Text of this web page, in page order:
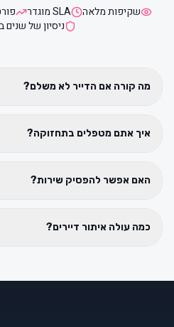
שקיפות מלאה SLA מוגדר
ניסיון של שנים
מה קורה אם הדייר לא משלם?
איך אתם מטפלים בתחזוקה?
האם אפשר להפסיק שירות?
כמה עולה איתור דיירים?